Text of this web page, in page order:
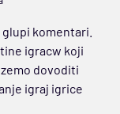
komentari.
igracw koji
dovoditi
igraj igrice